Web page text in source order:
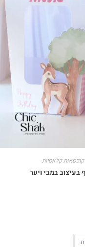
קופסאות קלאסיות
במבי ויער